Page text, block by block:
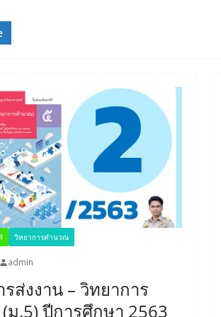
วิทยาการคำนวณ
admin
ส่งงาน – วิทยาการ
.5) ปีการศึกษา 2563